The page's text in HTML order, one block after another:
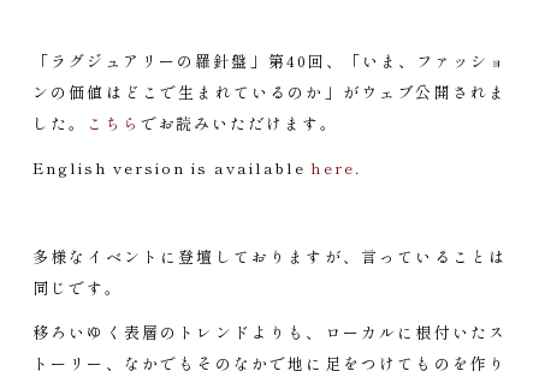
「ラグジュアリーの羅針盤」第40回、「いま、ファッショ
ンの価値はどこで生まれているのか」がウェブ公開されま
した。
こちら でお読みいただけます。
English version is available here.
多様なイベントに登壇しておりますが、言っていることは
同じです。
移ろいゆく表層のトレンドよりも、ローカルに根付いたス
トーリー、なかでもそのなかで地に足をつけてものを作り